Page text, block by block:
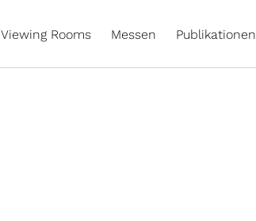
Viewing Rooms Messen Publikationen